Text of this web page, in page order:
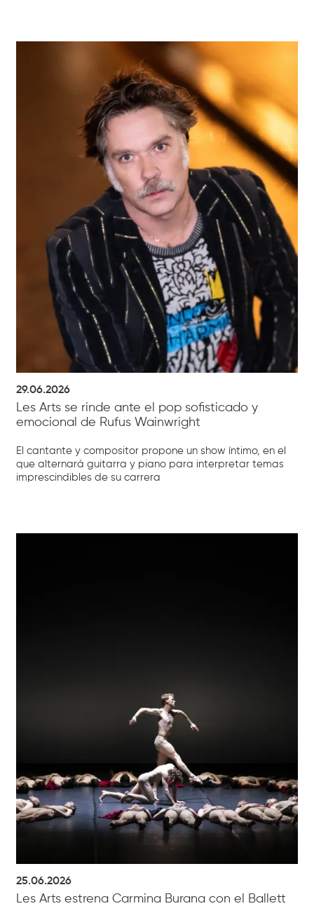
29.06.2026
Les Arts se rinde ante el pop sofisticado y
emocional de Rufus Wainwright
El cantante y compositor propone un show íntimo, en el
que alternará guitarra y piano para interpretar temas
imprescindibles de su carrera
25.06.2026
Les Arts estrena Carmina Burana con el Ballett